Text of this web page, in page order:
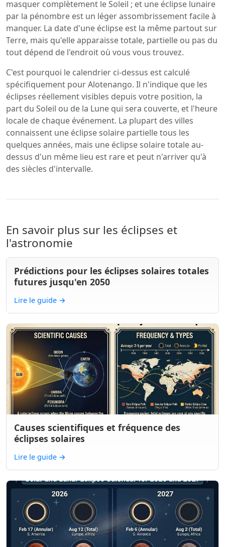
masquer complètement le Soleil ; et une éclipse lunaire
par la pénombre est un léger assombrissement facile à
manquer. La date d'une éclipse est la même partout sur
Terre, mais qu'elle apparaisse totale, partielle ou pas du
tout dépend de l'endroit où vous vous trouvez.
C'est pourquoi le calendrier ci-dessus est calculé
spécifiquement pour Alotenango. Il n'indique que les
éclipses réellement visibles depuis votre position, la
part du Soleil ou de la Lune qui sera couverte, et l'heure
locale de chaque événement. La plupart des villes
connaissent une éclipse solaire partielle tous les
quelques années, mais une éclipse solaire totale au-
dessus d'un même lieu est rare et peut n'arriver qu'à
des siècles d'intervalle.
En savoir plus sur les éclipses et
l'astronomie
Prédictions pour les éclipses solaires totales
futures jusqu'en 2050
Lire le guide →
Causes scientifiques et fréquence des
éclipses solaires
Lire le guide →